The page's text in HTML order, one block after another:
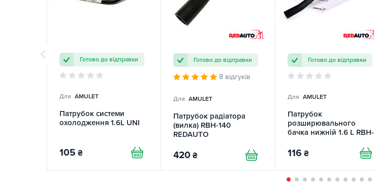
Готово до відправки
Для AMULET
Патрубок системи
охолодження 1.6L UNI
105 ₴
Готово до відправки
8 відгуків
Для AMULET
Патрубок радіатора
(вилка) RBH-140
REDAUTO
420 ₴
Готово до відправки
Для AMULET
Патрубок
розширювального
бачка нижній 1.6 L RBH-
116 ₴